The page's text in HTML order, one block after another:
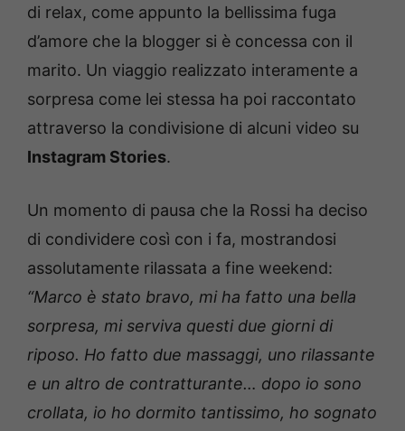
di relax, come appunto la bellissima fuga
d’amore che la blogger si è concessa con il
marito. Un viaggio realizzato interamente a
sorpresa come lei stessa ha poi raccontato
attraverso la condivisione di alcuni video su
Instagram Stories.
Un momento di pausa che la Rossi ha deciso
di condividere così con i fa, mostrandosi
assolutamente rilassata a fine weekend:
“Marco è stato bravo, mi ha fatto una bella
sorpresa, mi serviva questi due giorni di
riposo. Ho fatto due massaggi, uno rilassante
e un altro de contratturante… dopo io sono
crollata, io ho dormito tantissimo, ho sognato